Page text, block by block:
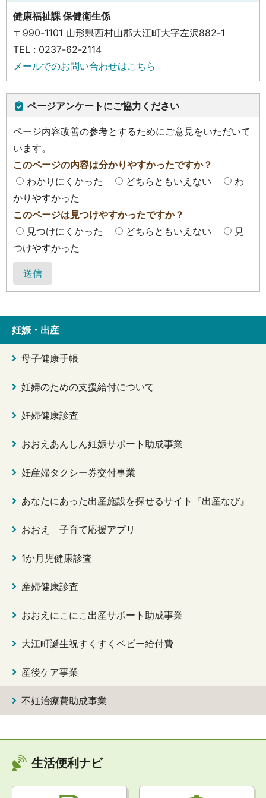
健康福祉課 保健衛生係
〒990-1101 山形県西村山郡大江町大字左沢882-1
TEL : 0237-62-2114
メールでのお問い合わせはこちら
ページアンケートにご協力ください
ページ内容改善の参考とするためにご意見をいただいて
います。
このページの内容は分かりやすかったですか？
わかりにくかった
どちらともいえない
わ
かりやすかった
このページは見つけやすかったですか？
見つけにくかった
どちらともいえない
見
つけやすかった
送信
妊娠・出産
母子健康手帳
妊婦のための支援給付について
妊婦健康診査
おおえあんしん妊娠サポート助成事業
妊産婦タクシー券交付事業
あなたにあった出産施設を探せるサイト『出産なび』
おおえ 子育て応援アプリ
1か月児健康診査
産婦健康診査
おおえにこにこ出産サポート助成事業
大江町誕生祝すくすくベビー給付費
産後ケア事業
不妊治療費助成事業
生活便利ナビ